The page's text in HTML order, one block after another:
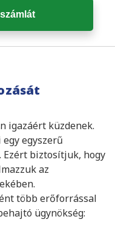
igazáért küzdenek.
egyszerű
biztosítjuk, hogy
az
több erőforrással
ügynökség: